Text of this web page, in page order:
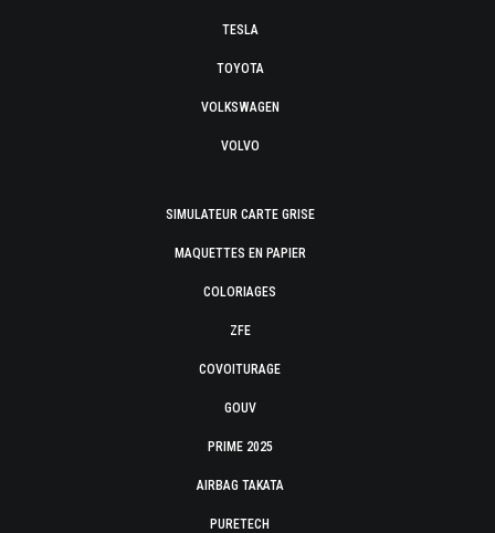
TESLA
TOYOTA
VOLKSWAGEN
VOLVO
SIMULATEUR CARTE GRISE
MAQUETTES EN PAPIER
COLORIAGES
ZFE
COVOITURAGE
GOUV
PRIME 2025
AIRBAG TAKATA
PURETECH